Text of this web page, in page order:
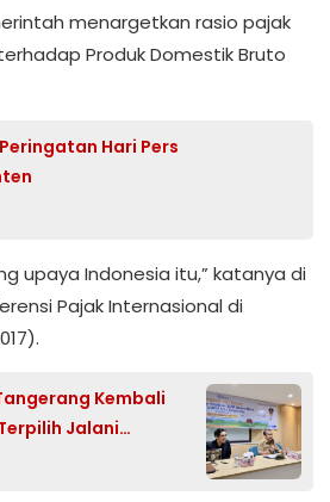
menargetkan rasio pajak
Produk Domestik Bruto
Hari Pers
upaya Indonesia itu,” katanya di
Pajak Internasional di
Kembali
Jalani